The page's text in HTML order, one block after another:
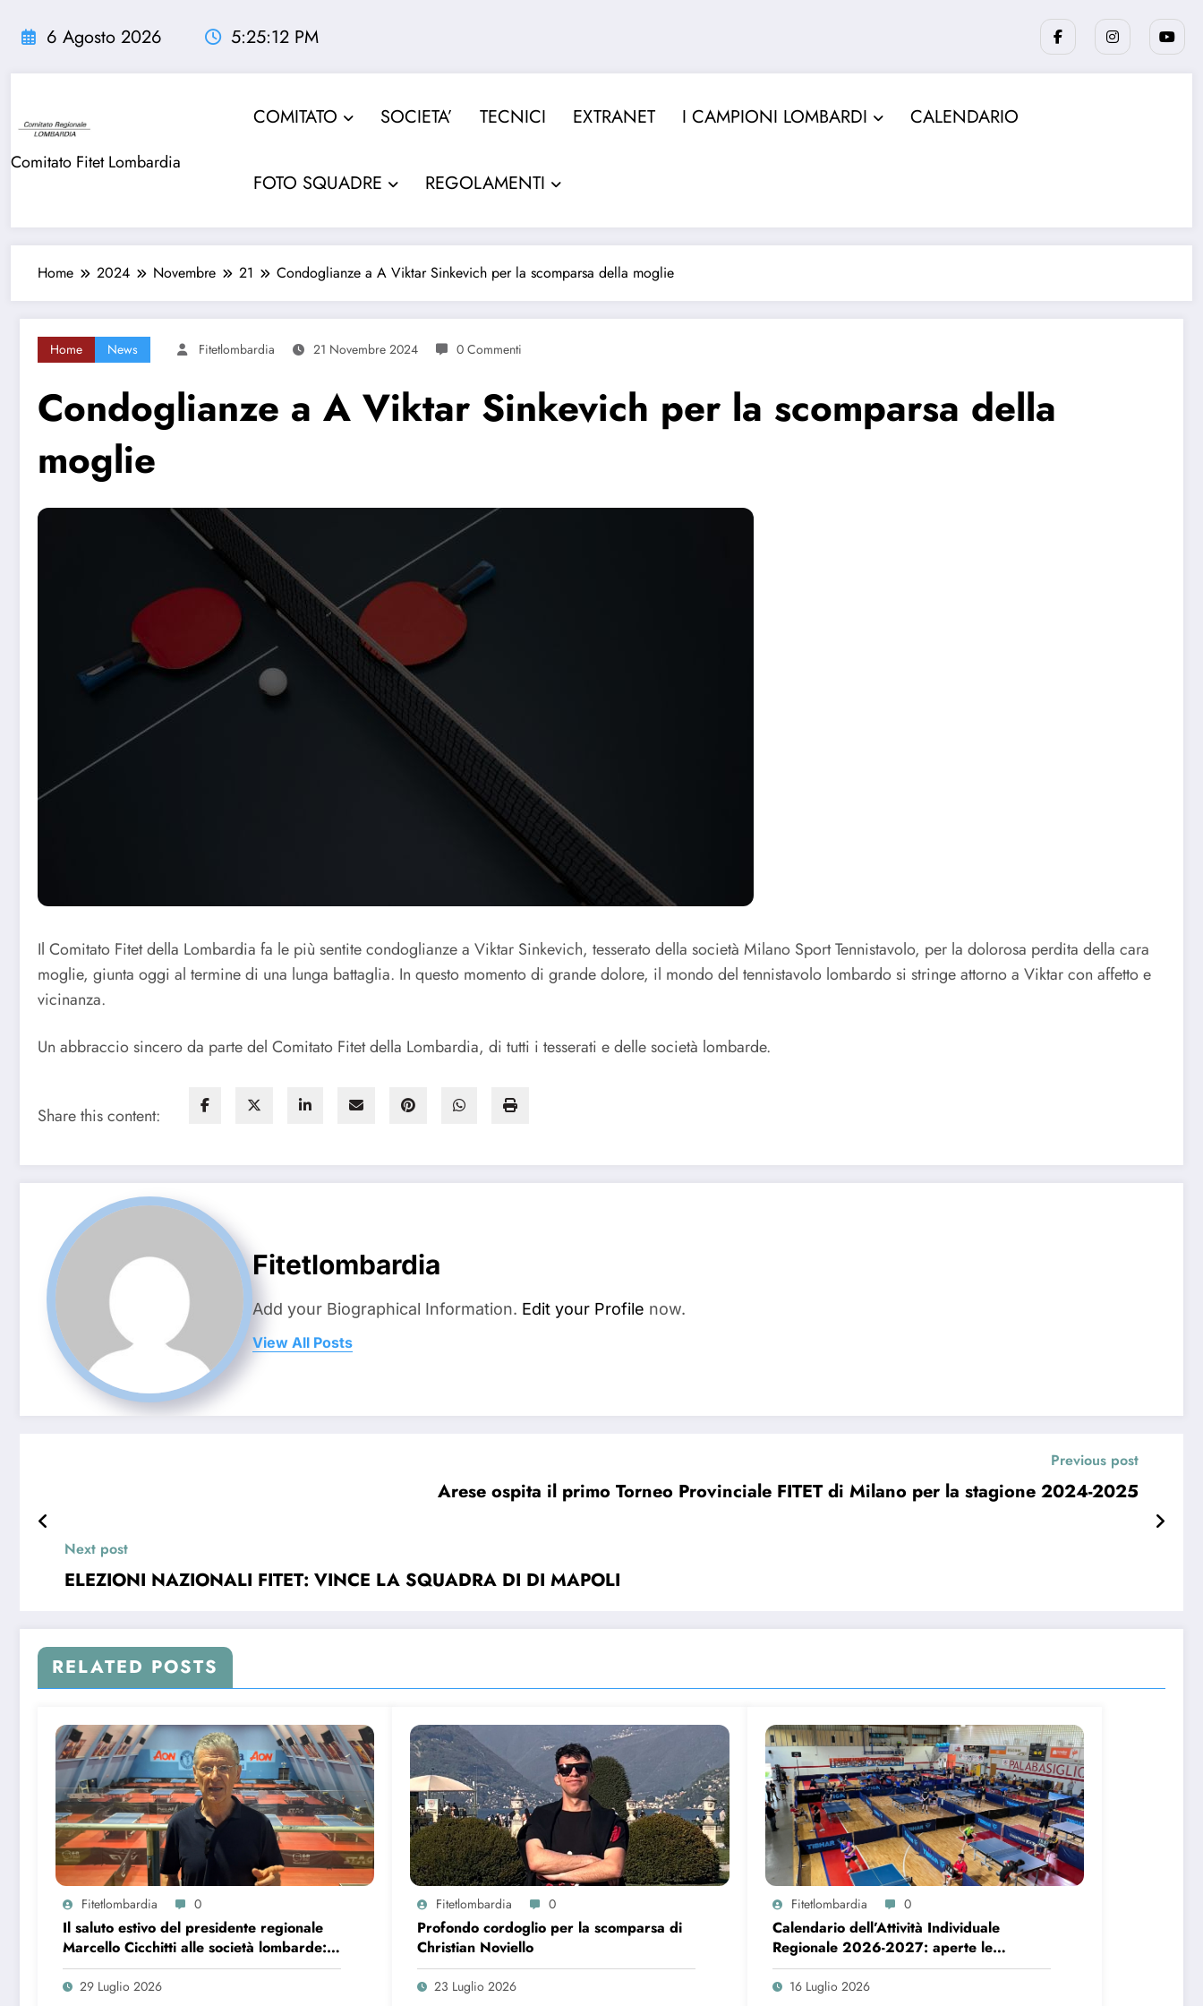
6 Agosto 2026 5:25:13 PM
Comitato Fitet Lombardia
COMITATO SOCIETA’ TECNICI EXTRANET I CAMPIONI LOMBARDI CALENDARIO
FOTO SQUADRE REGOLAMENTI
Home 2024 Novembre 21 Condoglianze a A Viktar Sinkevich per la scomparsa della moglie
Home News Fitetlombardia 21 Novembre 2024 0 Commenti
Condoglianze a A Viktar Sinkevich per la scomparsa della
moglie
Il Comitato Fitet della Lombardia fa le più sentite condoglianze a Viktar Sinkevich, tesserato della società Milano Sport Tennistavolo, per la dolorosa perdita della cara
moglie, giunta oggi al termine di una lunga battaglia. In questo momento di grande dolore, il mondo del tennistavolo lombardo si stringe attorno a Viktar con affetto e
vicinanza.
Un abbraccio sincero da parte del Comitato Fitet della Lombardia, di tutti i tesserati e delle società lombarde.
Share this content:
Fitetlombardia
Add your Biographical Information. Edit your Profile now.
View All Posts
Previous post
Arese ospita il primo Torneo Provinciale FITET di Milano per la stagione 2024-2025
Next post
ELEZIONI NAZIONALI FITET: VINCE LA SQUADRA DI DI MAPOLI
RELATED POSTS
Fitetlombardia 0
Il saluto estivo del presidente regionale
Marcello Cicchitti alle società lombarde:
bilancio, ringraziamenti e nuovi progetti
29 Luglio 2026
Fitetlombardia 0
Profondo cordoglio per la scomparsa di
Christian Noviello
23 Luglio 2026
Fitetlombardia 0
Calendario dell’Attività Individuale
Regionale 2026-2027: aperte le
candidature per l’organizzazione delle
manifestazioni
16 Luglio 2026